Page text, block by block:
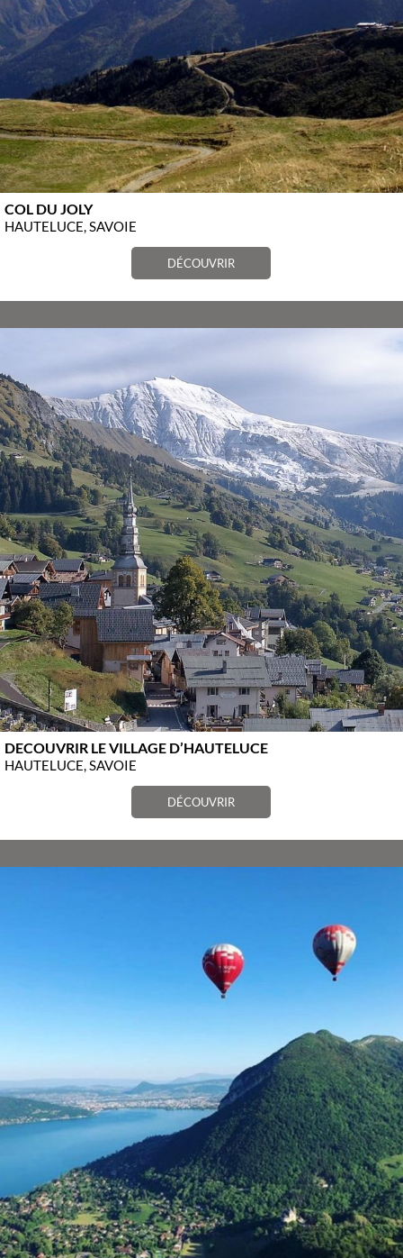
COL DU JOLY
HAUTELUCE, SAVOIE
DÉCOUVRIR
DECOUVRIR LE VILLAGE D’HAUTELUCE
HAUTELUCE, SAVOIE
DÉCOUVRIR